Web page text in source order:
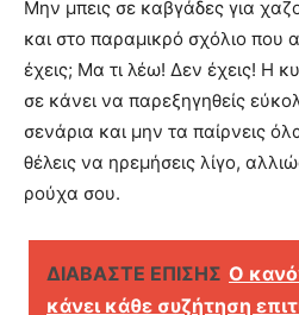
Μην μπεις σε καβγάδες για
και στο παραμικρό σχόλιο που
έχεις; Μα τι λέω! Δεν έχεις! Η
σε κάνει να παρεξηγηθείς
σενάρια και μην τα παίρνεις
θέλεις να ηρεμήσεις λίγο,
ρούχα σου.
ΔΙΑΒΑΣΤΕ ΕΠΙΣΗΣ Ο
κάνει κάθε συζήτηση